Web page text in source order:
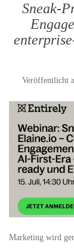
Sneak-
Veröffentlicht
Marketing wird